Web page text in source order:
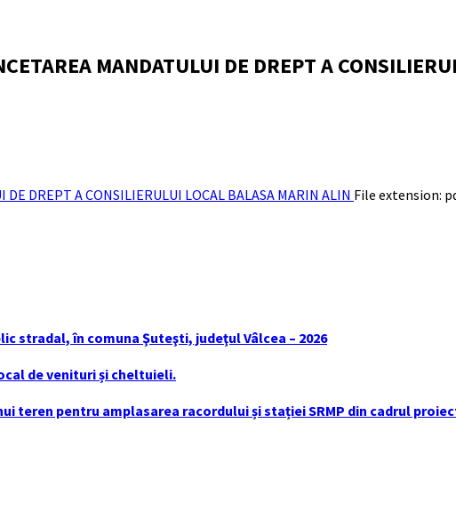
MANDATULUI DE DREPT A
DREPT A CONSILIERULUI LOCAL BALASA MARIN ALIN File extension:
stradal, în comuna Şuteşti, judeţul Vâlcea – 2026
de venituri și cheltuieli.
teren pentru amplasarea racordului și stației SRMP din cadrul